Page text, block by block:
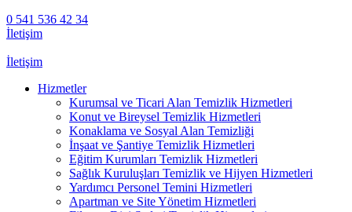
0 541 536 42 34
İletişim
İletişim
Hizmetler
Kurumsal ve Ticari Alan Temizlik Hizmetleri
Konut ve Bireysel Temizlik Hizmetleri
Konaklama ve Sosyal Alan Temizliği
İnşaat ve Şantiye Temizlik Hizmetleri
Eğitim Kurumları Temizlik Hizmetleri
Sağlık Kuruluşları Temizlik ve Hijyen Hizmetleri
Yardımcı Personel Temini Hizmetleri
Apartman ve Site Yönetim Hizmetleri